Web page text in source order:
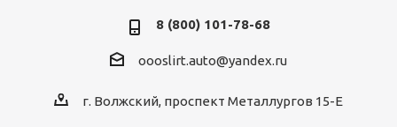
8 (800) 101-78-68
oooslirt.auto@yandex.ru
г. Волжский, проспект Металлургов 15-Е